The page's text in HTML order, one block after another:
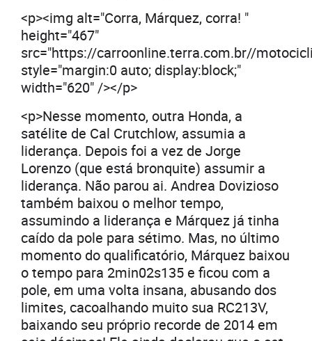
<p><img alt="Corra, Márquez, corra! "
height="467"
src="https://carroonline.terra.com.br//
style="margin:0 auto; display:block;"
width="620" /></p>
<p>Nesse momento, outra Honda, a
satélite de Cal Crutchlow, assumia a
liderança. Depois foi a vez de Jorge
Lorenzo (que está bronquite) assumir a
liderança. Não parou ai. Andrea Dovizioso
também baixou o melhor tempo,
assumindo a liderança e Márquez já tinha
caído da pole para sétimo. Mas, no último
momento do qualificatório, Márquez baixou
o tempo para 2min02s135 e ficou com a
pole, em uma volta insana, abusando dos
limites, cacoalhando muito sua RC213V,
baixando seu próprio recorde de 2014 em